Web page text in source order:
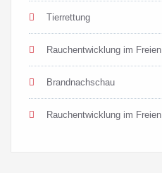
Tierrettung
Rauchentwicklung im Freien
Brandnachschau
Rauchentwicklung im Freien